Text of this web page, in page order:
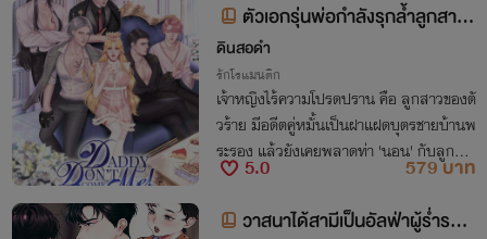
ตัวเอกรุ่นพ่อกำลังรุกล้ำลูกสาว
ตัวร้ายละค่ะ! (รวมภาค 1 2 3 จบ)
ดินสอดำ
รักโรแมนติก
เจ้าหญิงไร้ความโปรดปราน คือ ลูกสาวของตั
วร้าย มีอดีตคู่หมั้นเป็นฝาแฝดบุตรชายบ้านพ
ระรอง แล้วยังเคยพลาดท่า 'นอน' กับลูกชา
ยบ้านพระเอก
5.0
579 บาท
วาสนาได้สามีเป็นอัลฟ่าผู้ร่ำรวย